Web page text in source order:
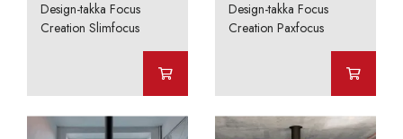
Design-takka Focus
Creation Slimfocus
Design-takka Focus
Creation Paxfocus